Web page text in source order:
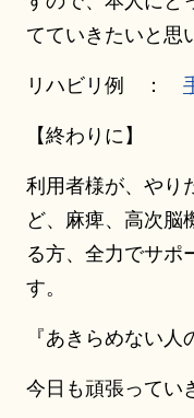
てていきたいと思
リハビリ例 ：
【終わりに】
利用者様が、やり
ど、麻痺、高次脳
る方、全力でサポ
す。
『あきらめない人
今日も頑張ってい